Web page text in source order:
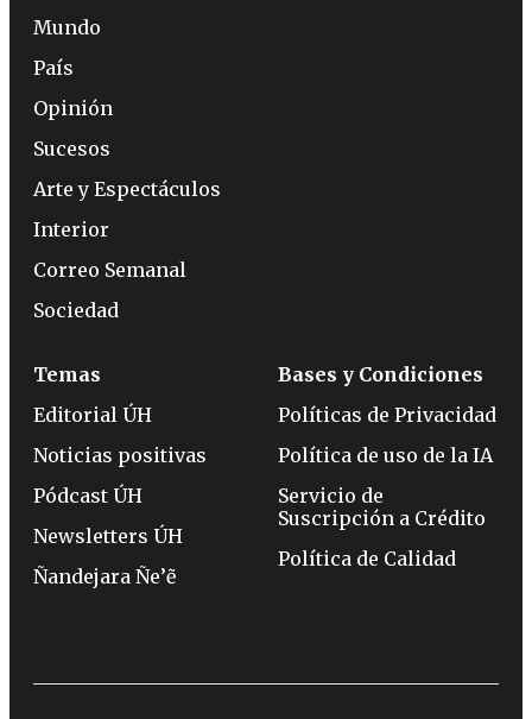
Mundo
País
Opinión
Sucesos
Arte y Espectáculos
Interior
Correo Semanal
Sociedad
Temas
Editorial ÚH
Noticias positivas
Pódcast ÚH
Newsletters ÚH
Ñandejara Ñe’ẽ
Bases y Condiciones
Políticas de Privacidad
Política de uso de la IA
Servicio de
Suscripción a Crédito
Política de Calidad